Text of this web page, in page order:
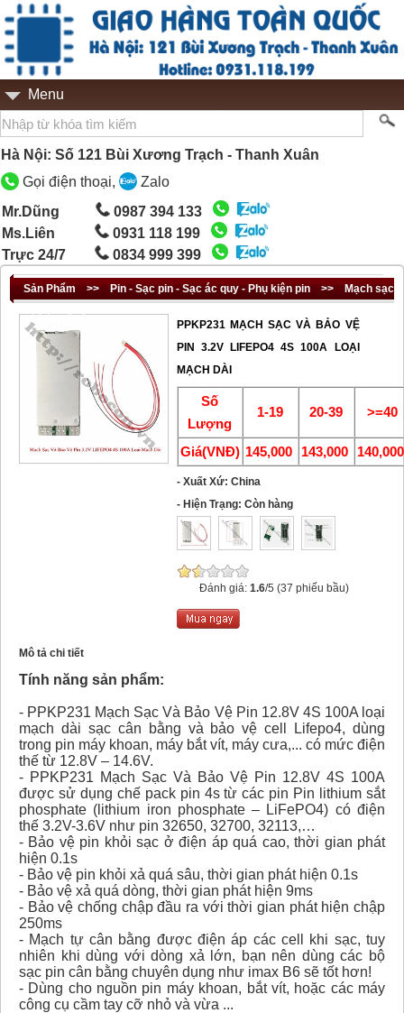
Menu
Hà Nội: Số 121 Bùi Xương Trạch - Thanh Xuân
Gọi điện thoại,
Zalo
Mr.Dũng
0987 394 133
Ms.Liên
0931 118 199
Trực 24/7
0834 999 399
Sản Phẩm >> Pin - Sạc pin - Sạc ác quy - Phụ kiện pin >> Mạch sạc
và bảo vệ pin
PPKP231 MẠCH SẠC VÀ BẢO VỆ
PIN 3.2V LIFEPO4 4S 100A LOẠI
MẠCH DÀI
Số
Lượng
1-19 20-39 >=40
Giá(VNĐ) 145,000 143,000
- Xuất Xứ: China
- Hiện Trạng: Còn hàng
Đánh giá: 1.6/5 (37 phiếu bầu)
Mô tả chi tiết
Tính năng sản phẩm:
- PPKP231 Mạch Sạc Và Bảo Vệ Pin 12.8V 4S 100A loại
mạch dài sạc cân bằng và bảo vệ cell Lifepo4, dùng
trong pin máy khoan, máy bắt vít, máy cưa,... có mức điện
thế từ 12.8V – 14.6V.
- PPKP231 Mạch Sạc Và Bảo Vệ Pin 12.8V 4S 100A
được sử dụng chế pack pin 4s từ các pin Pin lithium sắt
phosphate (lithium iron phosphate – LiFePO4) có điện
thế 3.2V-3.6V như pin 32650, 32700, 32113,…
- Bảo vệ pin khỏi sạc ở điện áp quá cao, thời gian phát
hiện 0.1s
- Bảo vệ pin khỏi xả quá sâu, thời gian phát hiện 0.1s
- Bảo vệ xả quá dòng, thời gian phát hiện 9ms
- Bảo vệ chống chập đầu ra với thời gian phát hiện chập
250ms
- Mạch tự cân bằng được điện áp các cell khi sạc, tuy
nhiên khi dùng với dòng xả lớn, bạn nên dùng các bộ
sạc pin cân bằng chuyên dụng như imax B6 sẽ tốt hơn!
- Dùng cho nguồn pin máy khoan, bắt vít, hoặc các máy
công cụ cầm tay cỡ nhỏ và vừa ...